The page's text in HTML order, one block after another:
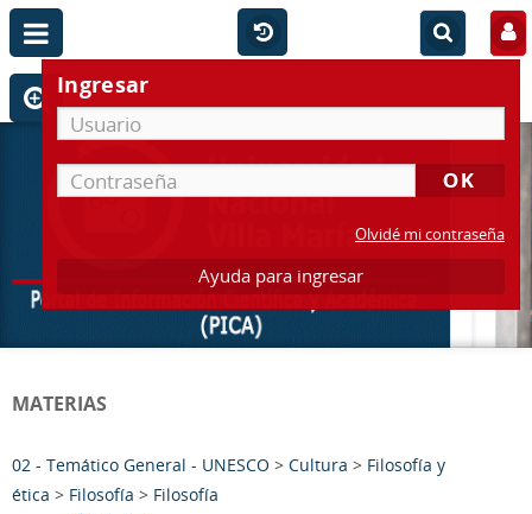
Ingresar
Olvidé mi contraseña
Ayuda para ingresar
MATERIAS
02 - Temático General - UNESCO > Cultura > Filosofía y
ética > Filosofía > Filosofía